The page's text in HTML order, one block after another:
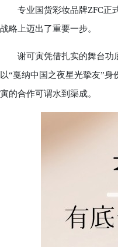
专业国货彩妆品牌ZFC正式
战略上迈出了重要一步。
谢可寅凭借扎实的舞台功底
以“戛纳中国之夜星光挚友”
寅的合作可谓水到渠成。